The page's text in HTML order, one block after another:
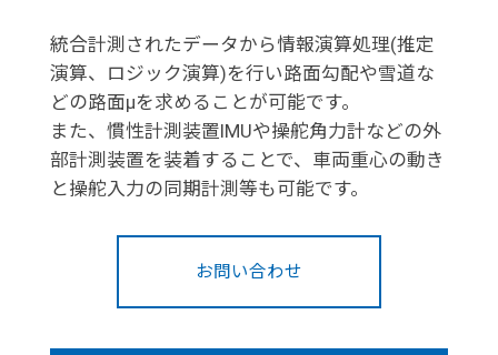
統合計測されたデータから情報演算処理(推定
演算、ロジック演算)を行い路面勾配や雪道な
どの路面μを求めることが可能です。
また、慣性計測装置IMUや操舵角力計などの外
部計測装置を装着することで、車両重心の動き
と操舵入力の同期計測等も可能です。
お問い合わせ